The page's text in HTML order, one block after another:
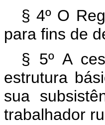
§ 4º O
para fins de
§ 5º A
estrutura
sua
trabalhador